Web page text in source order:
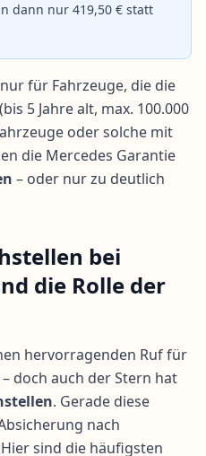
dann nur 419,50 € statt
für Fahrzeuge, die die
5 Jahre alt, max. 100.000
oder solche mit
die Mercedes Garantie
– oder nur zu deutlich
bei
die Rolle der
hervorragenden Ruf für
doch auch der Stern hat
. Gerade diese
nach
sind die häufigsten